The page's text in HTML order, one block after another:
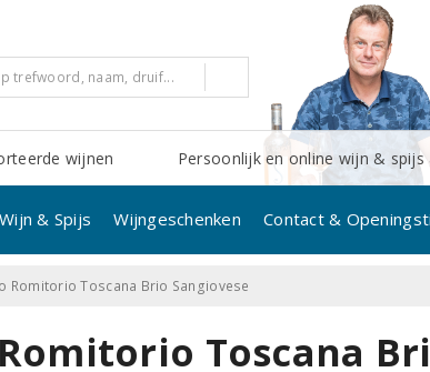
wijnen Persoonlijk en online wijn & spijs
Wijn & Spijs Wijngeschenken Contact &
Romitorio Toscana Brio Sangiovese
Toscana